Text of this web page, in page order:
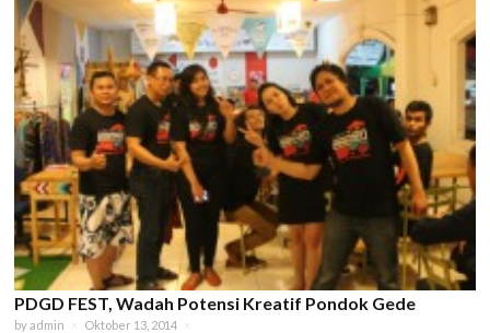
PDGD FEST, Wadah Potensi Kreatif Pondok Gede
byadmin Oktober 13, 2014